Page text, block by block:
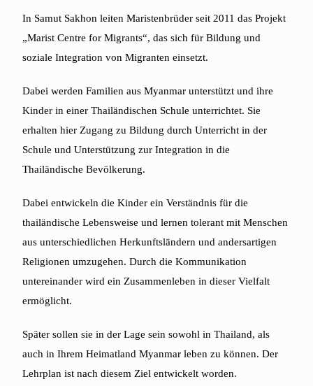
In Samut Sakhon leiten Maristenbrüder seit 2011 das Projekt
„Marist Centre for Migrants“, das sich für Bildung und
soziale Integration von Migranten einsetzt.
Dabei werden Familien aus Myanmar unterstützt und ihre
Kinder in einer Thailändischen Schule unterrichtet. Sie
erhalten hier Zugang zu Bildung durch Unterricht in der
Schule und Unterstützung zur Integration in die
Thailändische Bevölkerung.
Dabei entwickeln die Kinder ein Verständnis für die
thailändische Lebensweise und lernen tolerant mit Menschen
aus unterschiedlichen Herkunftsländern und andersartigen
Religionen umzugehen. Durch die Kommunikation
untereinander wird ein Zusammenleben in dieser Vielfalt
ermöglicht.
Später sollen sie in der Lage sein sowohl in Thailand, als
auch in Ihrem Heimatland Myanmar leben zu können. Der
Lehrplan ist nach diesem Ziel entwickelt worden.